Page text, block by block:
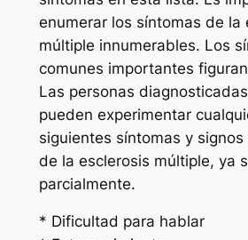
enumerar los síntomas de la
múltiple innumerables. Los
comunes importantes
Las personas
pueden experimentar
siguientes síntomas y
de la esclerosis múltiple, ya
parcialmente.
* Dificultad para hablar